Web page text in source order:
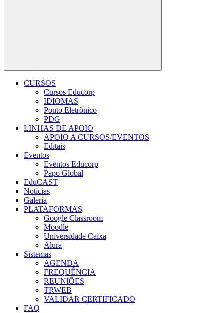
Buscar
CURSOS
Cursos Educorp
IDIOMAS
Ponto Eletrônico
PDG
LINHAS DE APOIO
APOIO A CURSOS/EVENTOS
Editais
Eventos
Eventos Educorp
Papo Global
EduCAST
Notícias
Galeria
PLATAFORMAS
Google Classroom
Moodle
Universidade Caixa
Alura
Sistemas
AGENDA
FREQUÊNCIA
REUNIÕES
TRWEB
VALIDAR CERTIFICADO
FAQ